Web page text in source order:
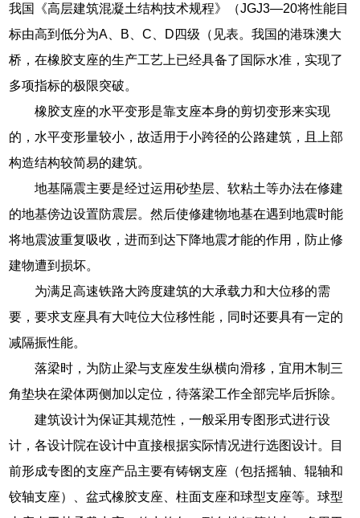
我国《高层建筑混凝土结构技术规程》（JGJ3—20将性能目
标由高到低分为A、B、C、D四级（见表。我国的港珠澳大
桥，在橡胶支座的生产工艺上已经具备了国际水准，实现了
多项指标的极限突破。
橡胶支座的水平变形是靠支座本身的剪切变形来实现
的，水平变形量较小，故适用于小跨径的公路建筑，且上部
构造结构较简易的建筑。
地基隔震主要是经过运用砂垫层、软粘土等办法在修建
的地基傍边设置防震层。然后使修建物地基在遇到地震时能
将地震波重复吸收，进而到达下降地震才能的作用，防止修
建物遭到损坏。
为满足高速铁路大跨度建筑的大承载力和大位移的需
要，要求支座具有大吨位大位移性能，同时还要具有一定的
减隔振性能。
落梁时，为防止梁与支座发生纵横向滑移，宜用木制三
角垫块在梁体两侧加以定位，待落梁工作全部完毕后拆除。
建筑设计为保证其规范性，一般采用专图形式进行设
计，各设计院在设计中直接根据实际情况进行选图设计。目
前形成专图的支座产品主要有铸钢支座（包括摇轴、辊轴和
铰轴支座）、盆式橡胶支座、柱面支座和球型支座等。球型